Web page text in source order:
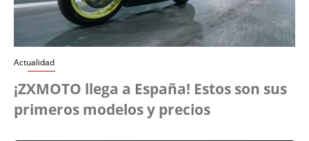
Actualidad
¡ZXMOTO llega a España! Estos son sus
primeros modelos y precios